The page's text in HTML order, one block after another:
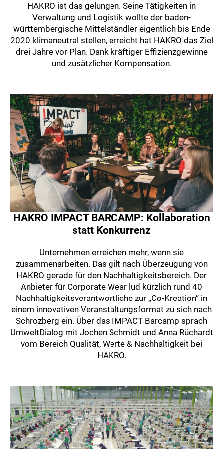
HAKRO ist das gelungen. Seine Tätigkeiten in
Verwaltung und Logistik wollte der baden-
württembergische Mittelständler eigentlich bis Ende
2020 klimaneutral stellen, erreicht hat HAKRO das Ziel
drei Jahre vor Plan. Dank kräftiger Effizienzgewinne
und zusätzlicher Kompensation.
HAKRO IMPACT BARCAMP: Kollaboration
statt Konkurrenz
Unternehmen erreichen mehr, wenn sie
zusammenarbeiten. Das gilt nach Überzeugung von
HAKRO gerade für den Nachhaltigkeitsbereich. Der
Anbieter für Corporate Wear lud kürzlich rund 40
Nachhaltigkeitsverantwortliche zur „Co-Kreation“ in
einem innovativen Veranstaltungsformat zu sich nach
Schrozberg ein. Über das IMPACT Barcamp sprach
UmweltDialog mit Jochen Schmidt und Anna Rüchardt
vom Bereich Qualität, Werte & Nachhaltigkeit bei
HAKRO.